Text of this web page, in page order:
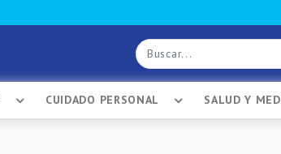
CUIDADO PERSONAL SALUD Y